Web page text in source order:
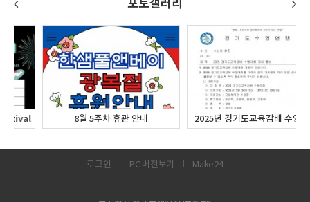
포토갤러리
8월 5주차 휴관 안내 2025년 경기도교육감배 수영대회
로그인 PC 버전보기 Make24